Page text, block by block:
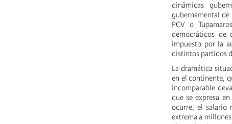
dinámicas
gubernamental de
PCV o
democráticos de
impuesto por la
distintos partidos
La dramática
en el continente,
incomparable
que se expresa
ocurre, el salario
extrema a